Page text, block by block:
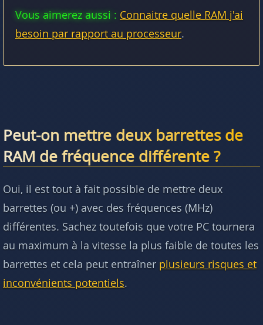
Vous aimerez aussi : Connaitre quelle RAM j'ai
besoin par rapport au processeur.
Peut-on mettre deux barrettes de
RAM de fréquence différente ?
Oui, il est tout à fait possible de mettre deux
barrettes (ou +) avec des fréquences (MHz)
différentes. Sachez toutefois que votre PC tournera
au maximum à la vitesse la plus faible de toutes les
barrettes et cela peut entraîner plusieurs risques et
inconvénients potentiels.